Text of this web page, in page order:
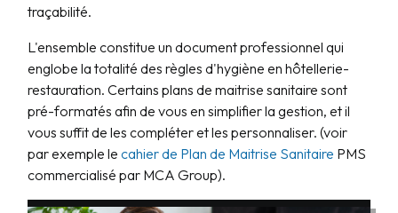
traçabilité.
L'ensemble constitue un document professionnel qui
englobe la totalité des règles d'hygiène en hôtellerie-
restauration. Certains plans de maitrise sanitaire sont
pré-formatés afin de vous en simplifier la gestion, et il
vous suffit de les compléter et les personnaliser. (voir
par exemple le cahier de Plan de Maitrise Sanitaire PMS
commercialisé par MCA Group).